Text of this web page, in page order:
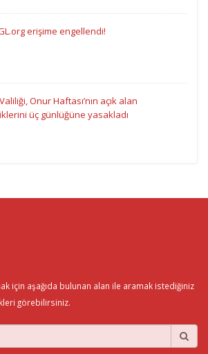
erişime engellendi!
Onur Haftası’nın açık alan
üç günlüğüne yasakladı
için aşağıda bulunan alan ile aramak istediğiniz
görebilirsiniz.